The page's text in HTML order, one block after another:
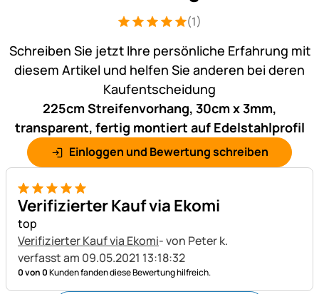
Bewertung: 5 von 5 (1 Bewertungen)
1 Bewertung(1)
Schreiben Sie jetzt Ihre persönliche Erfahrung mit
diesem Artikel und helfen Sie anderen bei deren
Kaufentscheidung
225cm Streifenvorhang, 30cm x 3mm,
transparent, fertig montiert auf Edelstahlprofil
Einloggen und Bewertung schreiben
5 von 5
Verifizierter Kauf via Ekomi
top
Verifizierter Kauf via Ekomi- von Peter k.
verfasst am 09.05.2021 13:18:32
0 von 0Kunden fanden diese Bewertung hilfreich.